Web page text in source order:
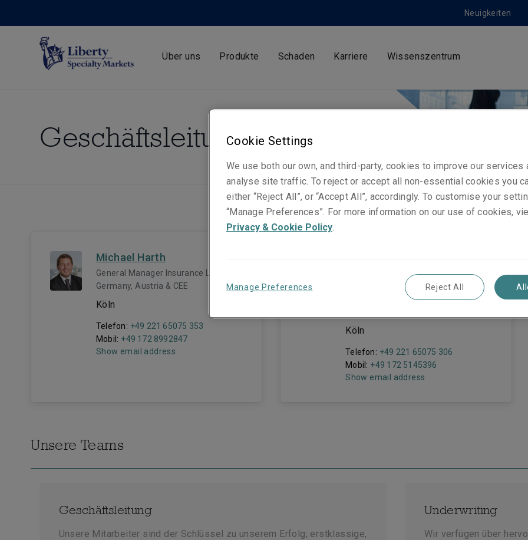
Neuigkeiten
Über uns Produkte Schaden Karriere Wissenszentrum
Geschäftsleitung
Michael Harth
General Manager Insurance LSM
Germany, Austria & CEE
Köln
Telefon: +49 221 65075 353
Mobil: +49 172 8992847
Show email address
Deputy General Manager
Insurance Germany /
Underwriting Manager D&O and
Köln
Telefon: +49 221 65075 306
Mobil: +49 172 5145396
Show email address
Unsere Teams
Geschäftsleitung
Unsere Mitarbeiter sind der Schlüssel zu unserem Erfolg; erstklassige,
Underwriting
Wir verfügen über
Cookie Settings
We use both our own, and third-party, cookies to improve our services
analyse site traffic. To reject or accept all non-essential cookies you
either “Reject All”, or “Accept All”, accordingly. To customise your
“Manage Preferences”. For more information on our use of cookies,
Privacy & Cookie Policy.
Manage Preferences Reject All